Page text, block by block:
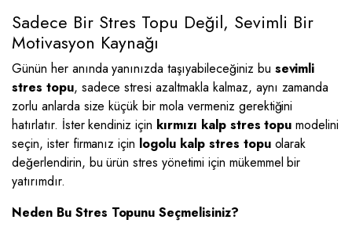
Sadece Bir Stres Topu Değil, Sevimli Bir
Motivasyon Kaynağı
Günün her anında yanınızda taşıyabileceğiniz bu sevimli
stres topu, sadece stresi azaltmakla kalmaz, aynı zamanda
zorlu anlarda size küçük bir mola vermeniz gerektiğini
hatırlatır. İster kendiniz için kırmızı kalp stres topu modelini
seçin, ister firmanız için logolu kalp stres topuolarak
değerlendirin, bu ürün stres yönetimi için mükemmel bir
yatırımdır.
Neden Bu Stres Topunu Seçmelisiniz?